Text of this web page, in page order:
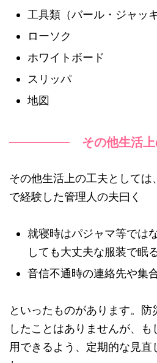
工具類（バール・ジャッ
ローソク
ホワイトボード
スリッパ
地図
その他生活
その他生活上の工夫として
で経験した管理人の夫曰く
就寝時はパジャマ等では
しても大丈夫な服装で眠
音信不通時の連絡先や集
といったものがあります。
したことはありませんが、
用できるよう、定期的な見直